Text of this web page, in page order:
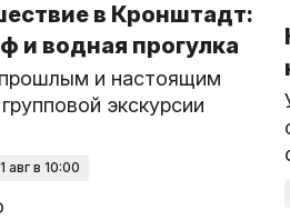
в Кронштадт:
и водная прогулка
и настоящим
экскурсии
авг в 10:00